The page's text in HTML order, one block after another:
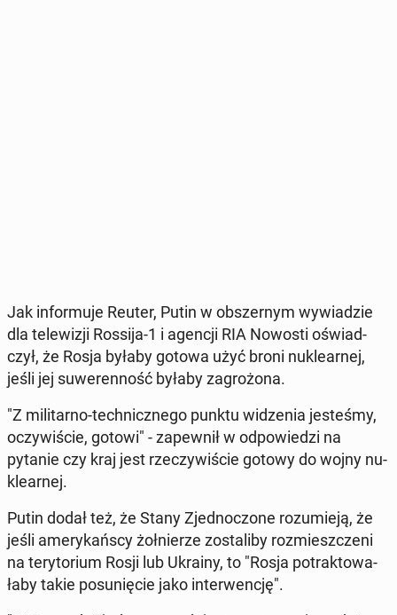
Jak in­for­mu­je Reuter, Putin w ob­szer­nym wy­wia­dzie
dla te­le­wi­zji Rossija-1 i agencji RIA Nowosti oświad­
czył, że Rosja byłaby gotowa użyć broni nu­kle­ar­nej,
jeśli jej su­we­ren­ność byłaby za­gro­żo­na.
"Z mi­li­tar­no-tech­nicz­ne­go punktu wi­dze­nia je­ste­śmy,
oczy­wi­ście, gotowi" - za­pew­nił w od­po­wie­dzi na
pytanie czy kraj jest rze­czy­wi­ście gotowy do wojny nu­
kle­ar­nej.
Putin dodał też, że Stany Zjed­no­czo­ne ro­zu­mie­ją, że
jeśli ame­ry­kań­scy żoł­nie­rze zo­sta­li­by roz­miesz­cze­ni
na te­ry­to­rium Rosji lub Ukrainy, to "Rosja po­trak­to­wa­
ła­by takie po­su­nię­cie jako in­ter­wen­cję".